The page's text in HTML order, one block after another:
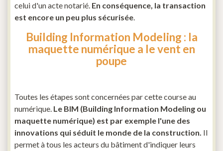
celui d'un acte notarié. En conséquence, la transaction
est encore un peu plus sécurisée.
Building Information Modeling : la
maquette numérique a le vent en
poupe
Toutes les étapes sont concernées par cette course au
numérique. Le BIM (Building Information Modeling ou
maquette numérique) est par exemple l'une des
innovations qui séduit le monde de la construction. Il
permet à tous les acteurs du bâtiment d'indiquer leurs